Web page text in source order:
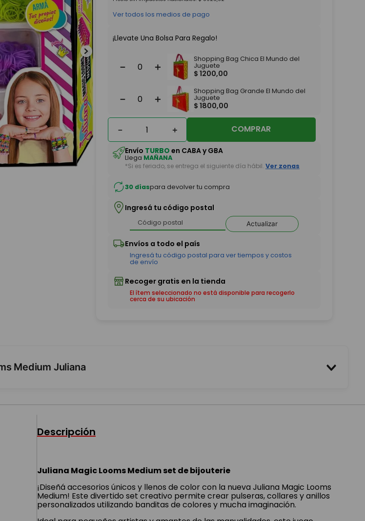
Ver todos los medios de pago
¡Llevate Una Bolsa Para Regalo!
＋
－
Shopping Bag Chica El Mundo del
Juguete
$ 1200,00
＋
－
Shopping Bag Grande El Mundo del
Juguete
$ 1800,00
＋
－ COMPRAR
Envío TURBO en CABA y GBA
Llega MAÑANA
*Si es feriado, se entrega el siguiente día hábil. Ver zonas
30 díaspara devolver tu compra
Ingresá tu código postal
Actualizar
El ítem seleccionado no está disponible para recogerlo
cerca de su ubicación
Medium Juliana
Descripción
Juliana Magic Looms Medium set de bijouterie
¡Diseñá accesorios únicos y llenos de color con la nueva Juliana Magic Looms
Medium! Este divertido set creativo permite crear pulseras, collares y anillos
personalizados utilizando banditas de colores y mucha imaginación.